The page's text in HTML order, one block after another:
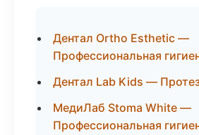
Дентал Ortho Esthetic —
Профессиональная
Дентал Lab Kids —
МедиЛаб Stoma White —
Профессиональная